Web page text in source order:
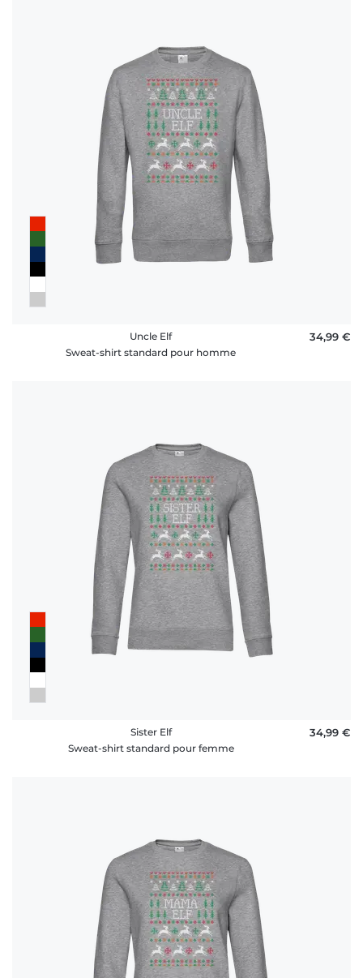
Uncle Elf
Sweat-shirt standard pour homme
34,99 €
Sister Elf
Sweat-shirt standard pour femme
34,99 €